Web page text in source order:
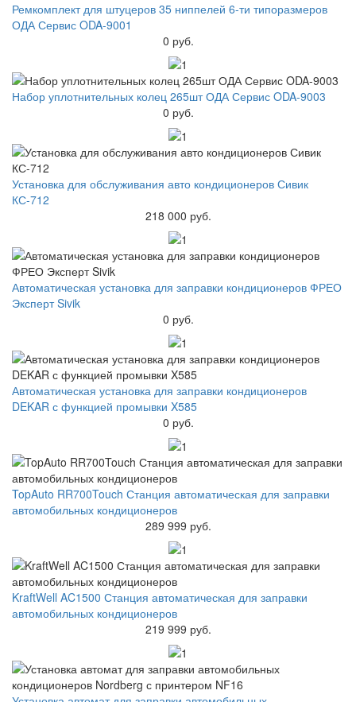
Ремкомплект для штуцеров 35 ниппелей 6-ти типоразмеров
ОДА Сервис ODA-9001
0 руб.
Набор уплотнительных колец 265шт ОДА Сервис ODA-9003
0 руб.
Установка для обслуживания авто кондиционеров Сивик
КС-712
218 000 руб.
Автоматическая установка для заправки кондиционеров ФРЕО
Эксперт Sivik
0 руб.
Автоматическая установка для заправки кондиционеров
DEKAR с функцией промывки X585
0 руб.
TopAuto RR700Touch Станция автоматическая для заправки
автомобильных кондиционеров
289 999 руб.
KraftWell AC1500 Станция автоматическая для заправки
автомобильных кондиционеров
219 999 руб.